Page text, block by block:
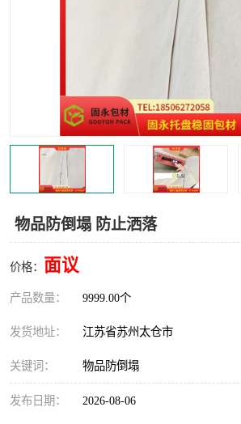
物品防倒塌 防止洒落
价格： 面议
产品数量： 9999.00个
发货地址： 江苏省苏州太仓市
关键词： 物品防倒塌
发布日期： 2026-08-06
托盘